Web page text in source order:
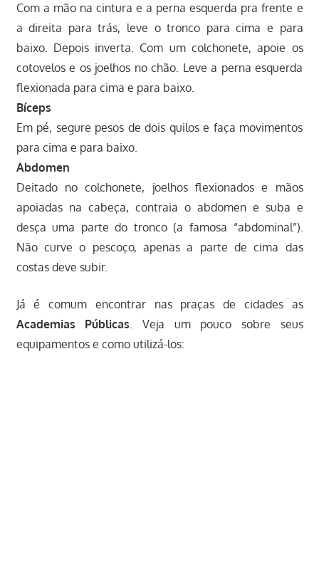
Com a mão na cintura e a perna esquerda pra frente e
a direita para trás, leve o tronco para cima e para
baixo. Depois inverta. Com um colchonete, apoie os
cotovelos e os joelhos no chão. Leve a perna esquerda
flexionada para cima e para baixo.
Bíceps
Em pé, segure pesos de dois quilos e faça movimentos
para cima e para baixo.
Abdomen
Deitado no colchonete, joelhos flexionados e mãos
apoiadas na cabeça, contraia o abdomen e suba e
desça uma parte do tronco (a famosa “abdominal”).
Não curve o pescoço, apenas a parte de cima das
costas deve subir.
Já é comum encontrar nas praças de cidades as
Academias Públicas. Veja um pouco sobre seus
equipamentos e como utilizá-los: